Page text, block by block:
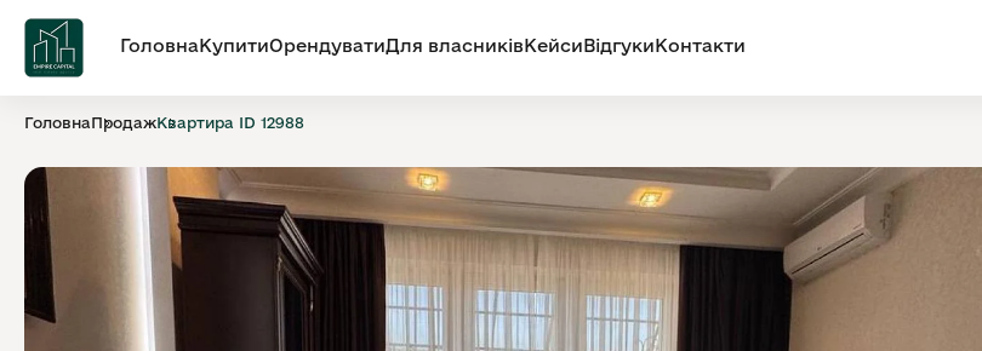
ГоловнаКупитиОрендуватиДля власниківКейсиВідгукиКонтакти
ГоловнаПродажКвартира ID 12988